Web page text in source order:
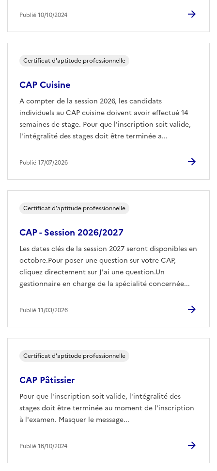
Publié 10/10/2024
CAP Cuisine
A compter de la session 2026, les candidats
individuels au CAP cuisine doivent avoir effectué 14
semaines de stage. Pour que l'inscription soit valide,
l'intégralité des stages doit être terminée a...
Certificat d'aptitude professionnelle
Publié 17/07/2026
CAP - Session 2026/2027
Les dates clés de la session 2027 seront disponibles en
octobre.Pour poser une question sur votre CAP,
cliquez directement sur J'ai une question.Un
gestionnaire en charge de la spécialité concernée...
Certificat d'aptitude professionnelle
Publié 11/03/2026
CAP Pâtissier
Pour que l'inscription soit valide, l'intégralité des
stages doit être terminée au moment de l'inscription
à l'examen. Masquer le message...
Certificat d'aptitude professionnelle
Publié 16/10/2024